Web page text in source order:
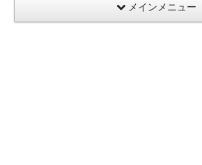
メインメニュー